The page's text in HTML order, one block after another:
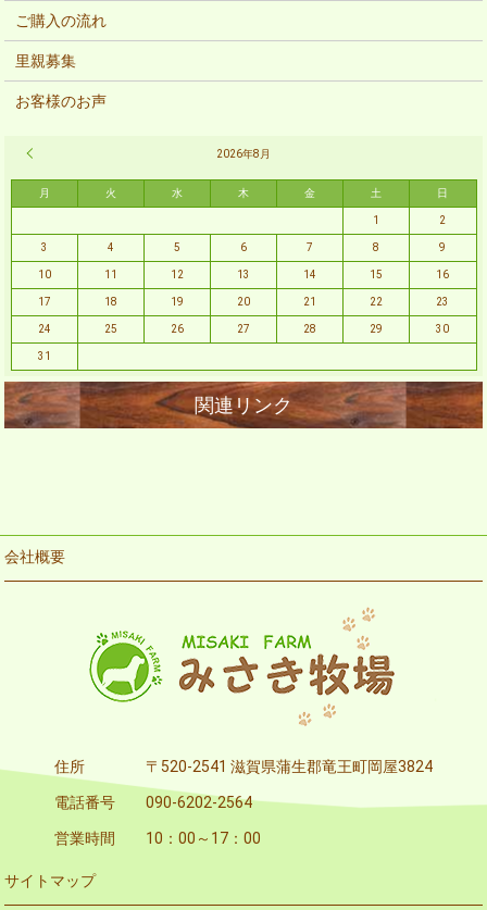
ご購入の流れ
里親募集
お客様のお声
2026年8月
月 火 水 木 金 土 日
1 2
3 4 5 6 7 8 9
10 11 12 13 14 15 16
17 18 19 20 21 22 23
24 25 26 27 28 29 30
31
会社概要
住所 〒520-2541 滋賀県蒲生郡竜王町岡屋3824
電話番号 090-6202-2564
営業時間 10：00～17：00
サイトマップ